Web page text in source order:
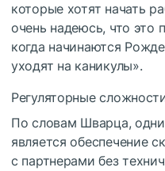
которые хотят начать
очень надеюсь, что это
когда начинаются
уходят на каникулы».
Регуляторные
По словам Шварца,
является обеспечение
с партнерами без